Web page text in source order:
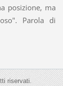
posizione, ma
Parola di
riservati.